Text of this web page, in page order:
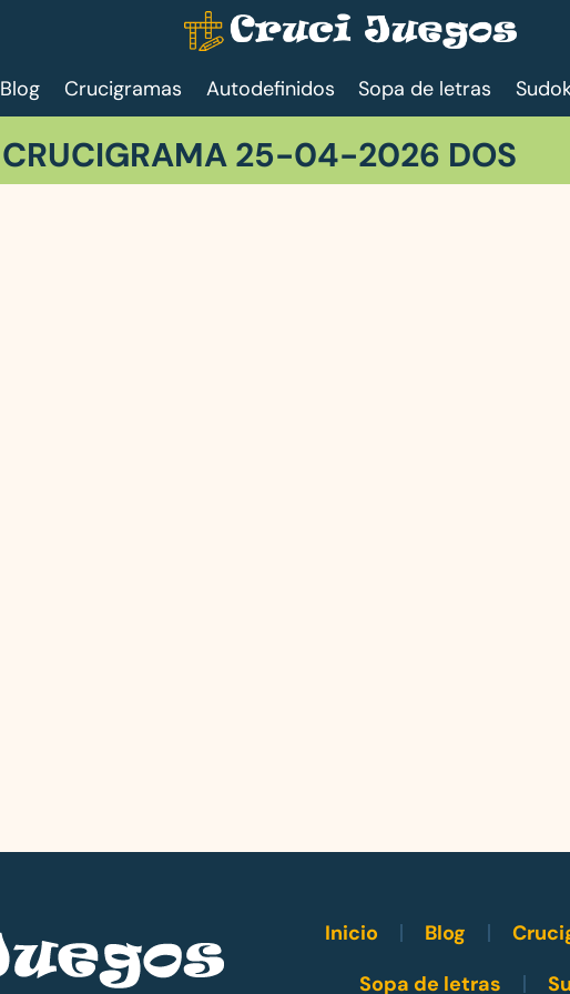
Blog Crucigramas Autodefinidos Sopa de letras
CRUCIGRAMA 25-04-2026 DOS
Inicio Blog
Sopa de letras